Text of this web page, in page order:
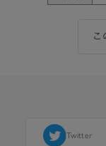
こ
Twitter